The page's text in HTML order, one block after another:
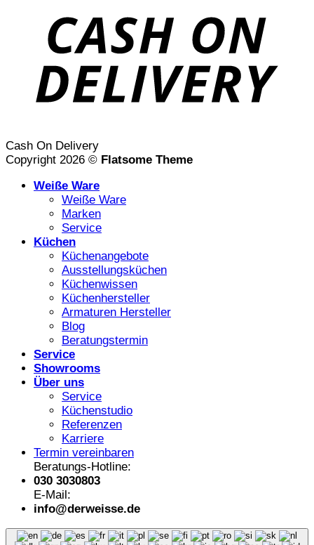
Cash On Delivery
Copyright 2026 © Flatsome Theme
Weiße Ware
Weiße Ware
Marken
Service
Küchen
Küchenangebote
Ausstellungsküchen
Küchenwissen
Küchenhersteller
Armaturen Hersteller
Blog
Beratungstermin
Service
Showrooms
Über uns
Service
Küchenstudio
Referenzen
Karriere
Termin vereinbaren
Beratungs-Hotline:
030 3030803
E-Mail:
info@derweisse.de